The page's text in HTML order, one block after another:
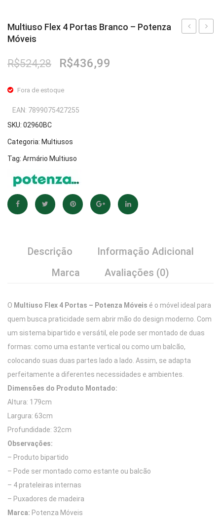
Multiuso Flex 4 Portas Branco – Potenza
Móveis
R$524,28
O
original
R$524,28.
R$436,99
Fora de estoque
SKU: 02960BC
Categoria: Multiusos
Tag: Armário Multiuso
EAN: 7899075427255
Descrição
Informação Adicional
Marca
Avaliações (0)
O Multiuso Flex 4 Portas – Potenza Móveis é o móvel ideal para
quem busca praticidade sem abrir mão do design moderno. Com
um sistema bipartido e versátil, ele pode ser montado de duas
formas: como uma estante vertical ou como um balcão,
colocando suas duas partes lado a lado. Assim, se adapta
perfeitamente a diferentes necessidades e ambientes.
Dimensões do Produto Montado:
Altura: 179cm
Largura: 63cm
Profundidade: 32cm
Observações:
– Produto bipartido
– Pode ser montado como estante ou balcão
– 4 prateleiras internas
– Puxadores de madeira
Marca: Potenza Móveis